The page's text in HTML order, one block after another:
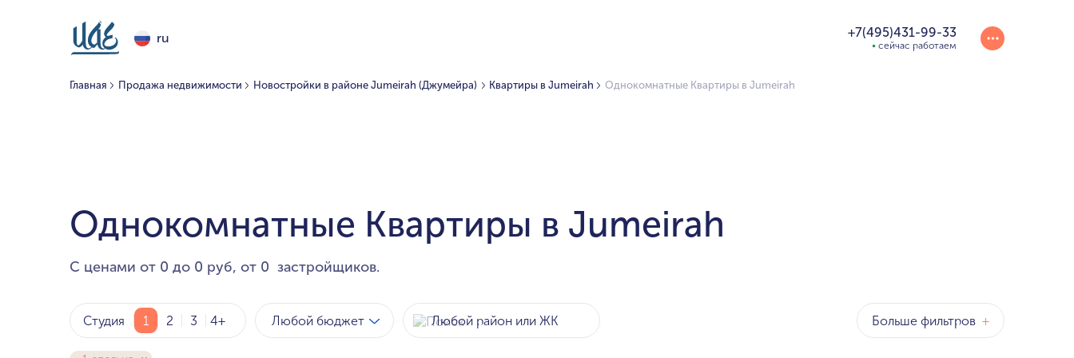
ru +7(495)431-99-33
сейчас работаем
Главная Продажа недвижимости Новостройки в районе Jumeirah (Джумейра) Квартиры в Jumeirah Однокомнатные Квартиры в Jumeirah
Однокомнатные Квартиры в Jumeirah
С ценами от 0 до 0 руб, от 0 застройщиков.
Студия 1 2 3 4+ Любой бюджет Больше фильтров +